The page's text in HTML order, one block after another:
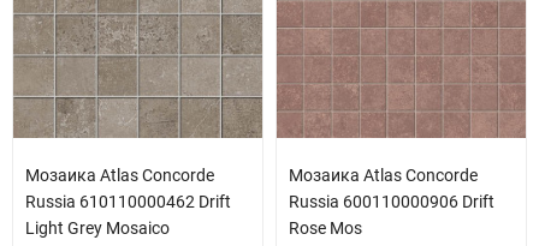
Мозаика Atlas Concorde
Russia 610110000462 Drift
Light Grey Mosaico
Мозаика Atlas Concorde
Russia 600110000906 Drift
Rose Mos